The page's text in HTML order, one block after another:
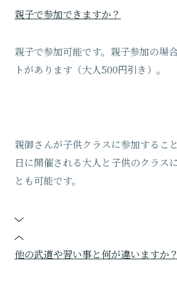
親子で参加できますか？
親子で参加可能です。親子参加の場
トがあります（大人500円引き）。
親御さんが子供クラスに参加するこ
日に開催される大人と子供のクラス
とも可能です。
他の武道や習い事と何が違いますか？